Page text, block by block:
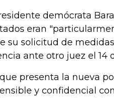
demócrata
eran
su solicitud de
ante otro juez el 14
presenta la nueva
y confidencial